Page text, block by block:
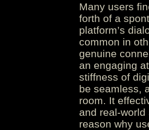
Many users
forth of a
platform’s
common in
genuine
an engaging
stiffness of
be seamless,
room. It
and real-
reason why